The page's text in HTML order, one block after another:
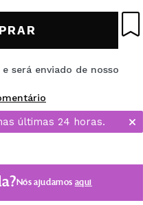
será enviado de nosso
últimas 24 horas.
Nós ajudamos aqui